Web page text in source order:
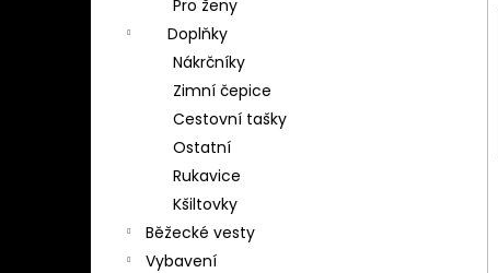
Pro ženy
Doplňky
Nákrčníky
Zimní čepice
Cestovní tašky
Ostatní
Rukavice
Kšiltovky
Běžecké vesty
Vybavení
BĚŽECKÉ TÍLKO EMIL Z
1 099 Kč